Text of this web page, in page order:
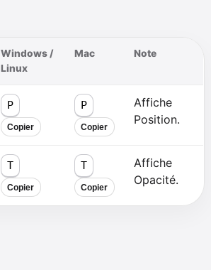
Windows /
Linux
Mac Note
P
Copier
P
Copier
Affiche
Position.
T
Copier
T
Copier
Affiche
Opacité.